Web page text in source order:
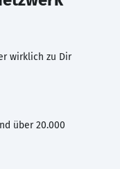
wirklich zu Dir
über 20.000